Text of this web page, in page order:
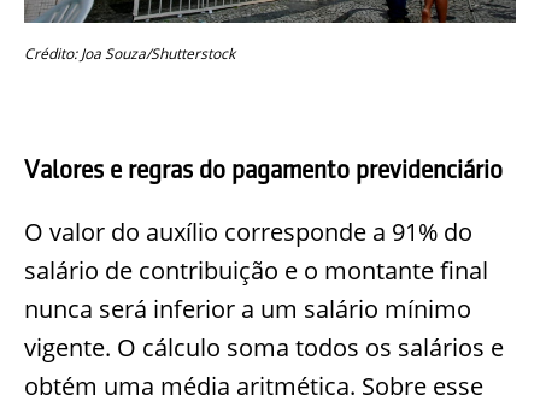
Crédito: Joa Souza/Shutterstock
Valores e regras do pagamento previdenciário
O valor do auxílio corresponde a 91% do
salário de contribuição e o montante final
nunca será inferior a um salário mínimo
vigente. O cálculo soma todos os salários e
obtém uma média aritmética. Sobre esse